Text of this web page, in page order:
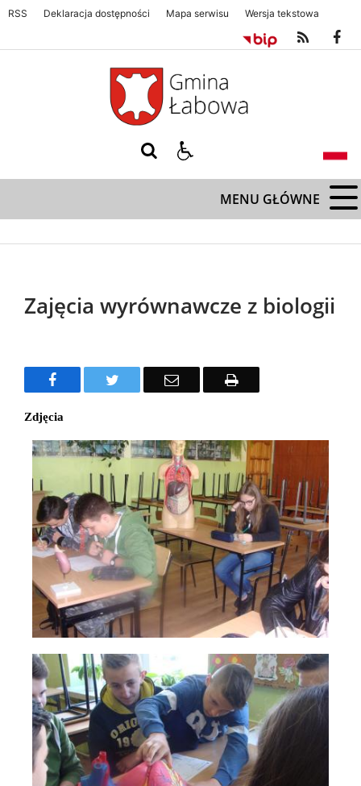
RSS Deklaracja dostępności Mapa serwisu Wersja tekstowa
Gmina Łabowa. Zapraszamy serdecznie
MENU GŁÓWNE
Zajęcia wyrównawcze z biologii
FacebookTwitter Email Drukuj
Zdjęcia